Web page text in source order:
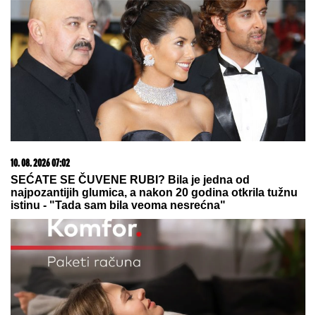
Majci kupili sve da više ne rinta po kući, a ona
nastavila po starom: Razlog je rasplakao decu
(FOTO) ASMIN OTKRIO PRAVO
STANJE NA RAČUNUNakon izjave
da Maja sve plaća rešio da se oglasi:
Javno obelodanio cifre i ljudi su u
šoku
Igrice pred revanš: Prebačena lopta